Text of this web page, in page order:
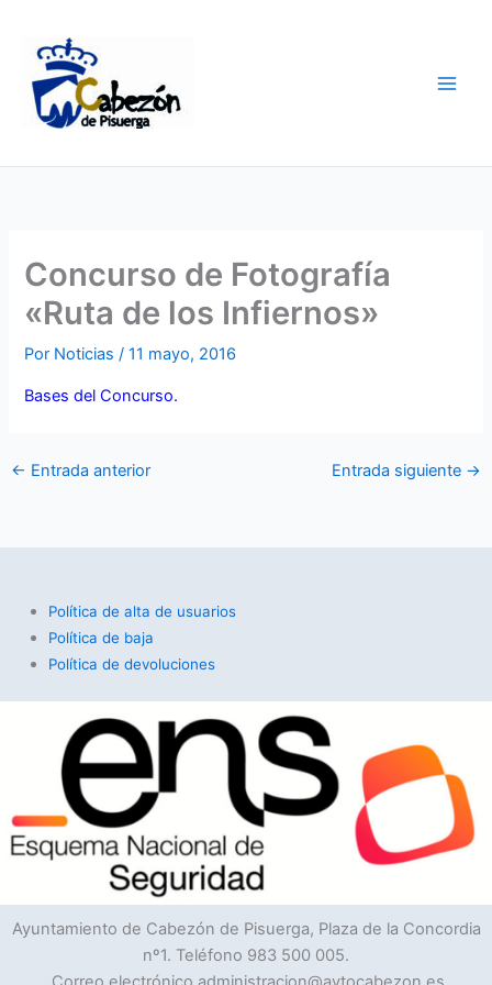
contenido
Concurso de Fotografía
«Ruta de los Infiernos»
Por Noticias/11 mayo, 2016
Bases del Concurso.
← Entrada anterior Entrada siguiente →
Política de alta de usuarios
Política de baja
Política de devoluciones
Ayuntamiento de Cabezón de Pisuerga, Plaza de la Concordia
nº1. Teléfono 983 500 005.